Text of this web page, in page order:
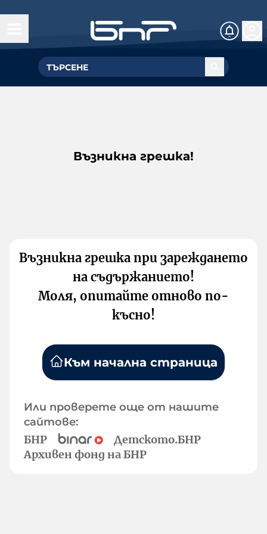
Възникна грешка!
Възникна грешка при зареждането
на съдържанието!
Моля, опитайте отново по-
късно!
Към начална страница
Или проверете още от нашите
сайтове:
БНР
Детското.БНР
Архивен фонд на БНР